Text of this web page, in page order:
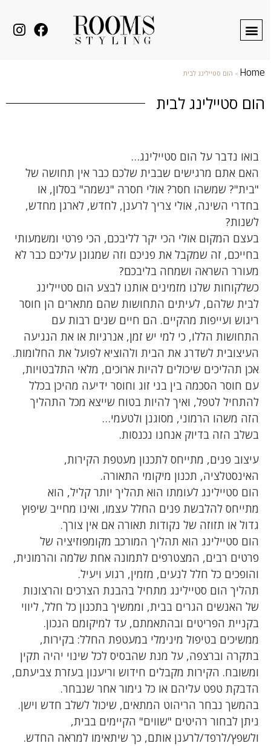
Home
» הום סטיילינג לבית
הום סטיילינג לבית
בואו נדבר על הום סטיילינג…
האם אתם מרגישים שבבית שלכם כבר אין תחושה של
"בית"? שמשהו חסר? אולי חסרה "נשמה" בסלון, או
בחדרי השינה, אולי צריך לרענן, לחדש, לארגן מחדש,
לשנות?
בעצם המקום אולי הכי יקר לליבכם, הכי פרטי ומשמעותי
בחייכם, זה שמקבל את פניכם וזה שמגונן עליכם כבר לא
מעורר השראה ושמחה בליבכם?
כשלקוחות שלנו מזמינים אותנו לבצע הום סטיילינג
לבית שלהם, לעיתים התחושות שהם מתארים הן חוסר
ריגוש ועייפות מהקיים. הם חיים שנים רבות עם
התחושות הללו, כי למי יש זמן, אנרגיות או את הנגיעה
העיצובית לשדרג את הבית ולהוציא לפועל את החלומות.
אכן תהליכים שיכולים להיות ארוכים, מלאי התלבטויות,
עם חוסר הסכמה בין בני זוג וחוסר ידיעה מהיכן בכלל
להתחיל לטפל, ואיך להיות בטוח שייצא מכל התהליך
הזה משהו הרמוני, מסוגנן ולטעמי…
בשלב הזה בדיוק אנחנו נכנסות.
עיצוב פנים, מתייחס לתכנון מעטפת הקירות,
האינסטלציה, תכנון מיקומי התאורה.
הום סטיילינג לעומתו הוא תהליך יותר קליל, הוא
מתייחס להלבשת פנים החלל עצמו, ואינו מחייב שיפוץ
גדול או תזוזה של נקודות תאורה אם אין צורך.
הום סטיילינג הוא תהליך המורכב מקומפוזיציה של
פרטים רבים, המצטרפים לתמונה אחת שלמה והרמונית,
והופכים כל חלל לנעים, מזמין, רגוע ויעיל.
תהליך הום סטיילינג מתחיל בהבנת הצרכים והרצונות
של האנשים הגרים בבית, וממשיך בתכנון כל חלל, ליווי
בקניית הפריטים ובהתאמתם, עד למיקומם הנכון.
ממשיכים בטיפול מינימלי במעטפת החלל: בקירות,
בתקרה וברצפה, על מנת שהבסיס לכל שינוי יהיה תקין
ומשובח. הקירות מקבלים חידוש וריענון בעזרת צביעתם,
הדבקת טפט עליהם או כל גימור אחר שנבחר.
בהמשך נבחר הריהוט המתאים, שיכול לשלב חדש וישן.
ניתן לבחור רהיטים "שווים" הקיימים בבית,
ולשפץ/לרפד/לרענן אותם, כך שיתאימו למראה החדש.